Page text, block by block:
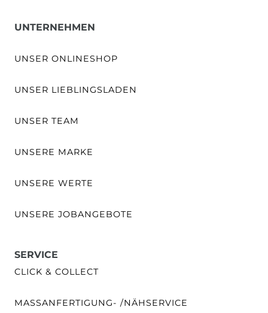
UNTERNEHMEN
UNSER ONLINESHOP
UNSER LIEBLINGSLADEN
UNSER TEAM
UNSERE MARKE
UNSERE WERTE
UNSERE JOBANGEBOTE
SERVICE
CLICK & COLLECT
MASSANFERTIGUNG- /NÄHSERVICE